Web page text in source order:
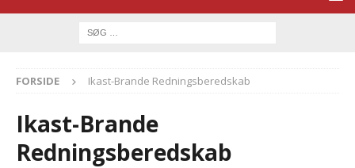
FORSIDE Ikast-Brande Redningsberedskab
Ikast-Brande
Redningsberedskab